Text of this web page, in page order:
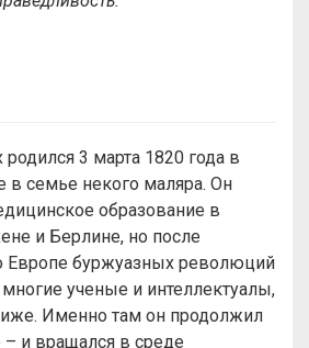
3 марта 1820 года в
семье некого маляра. Он
образование в
и Берлине, но после
Европе буржуазных революций
ученые и интеллектуалы,
Именно там он продолжил
– и вращался в среде